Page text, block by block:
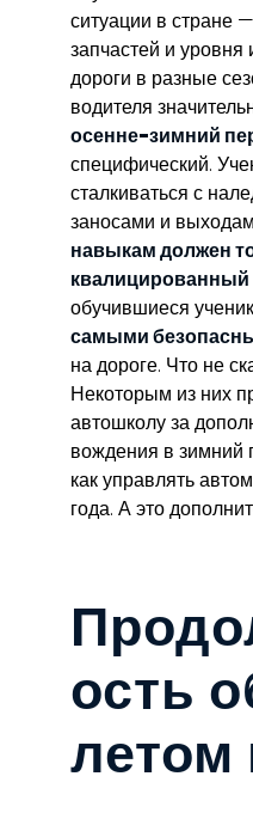
ситуации в стране
запчастей и
дороги в разные
водителя
осенне-зимний
специфический.
сталкиваться с
заносами и
навыкам должен
квалицированный
обучившиеся
самыми
на дороге. Что не
Некоторым из них
автошколу за
вождения в зимний
как управлять
года. А это
ость
летом